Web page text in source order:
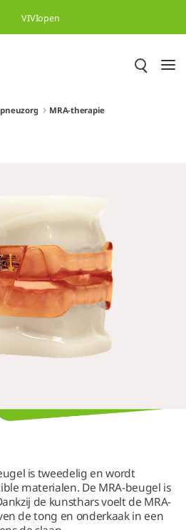
gaan
VIVIopen
MRA-therapie
is tweedelig en wordt
materialen. De MRA-beugel is
de kunsthars voelt de MRA-
de tong en onderkaak in een